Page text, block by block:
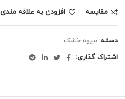
مقايسه
افزودن به علاقه مندی
دسته: میوه خشک
اشتراک گذاری: